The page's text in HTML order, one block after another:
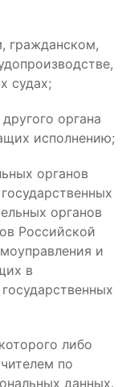
гражданском,
судах;
органа
исполнению;
органов
органов
Российской
и
в
либо
по
данных.